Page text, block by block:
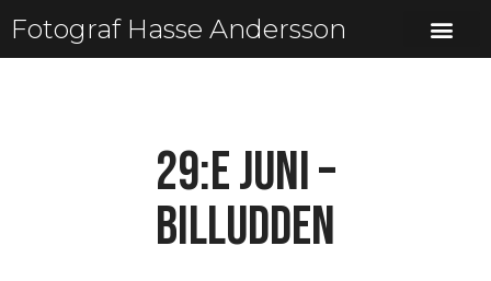
Fotograf Hasse Andersson
29:e juni –
Billudden